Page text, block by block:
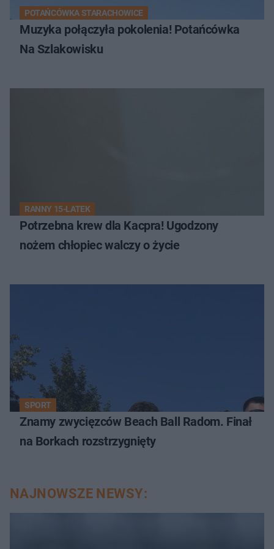
POTAŃCÓWKA STARACHOWICE
Muzyka połączyła pokolenia! Potańcówka
Na Szlakowisku
RANNY 15-LATEK
Potrzebna krew dla Kacpra! Ugodzony
nożem chłopiec walczy o życie
SPORT
Znamy zwycięzców Beach Ball Radom. Finał
na Borkach rozstrzygnięty
NAJNOWSZE NEWSY: